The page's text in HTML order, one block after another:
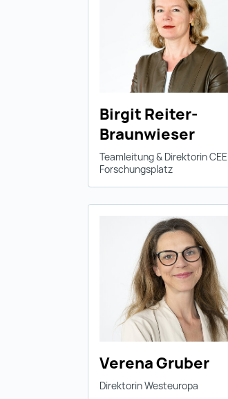
Birgit Reiter-
Braunwieser
Teamleitung & Direktorin
Forschungsplatz
Verena Gruber
Direktorin Westeuropa